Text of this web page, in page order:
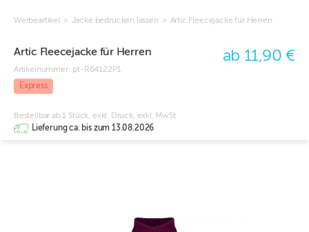
Werbeartikel > Jacke bedrucken lassen > Artic Fleecejacke für Herren
Artic Fleecejacke für Herren
Artikelnummer: pt-R64122P1
Express
ab 11,90 €
Bestellbar ab 1 Stück, exkl. Druck, exkl. MwSt
Lieferung ca. bis zum 13.08.2026